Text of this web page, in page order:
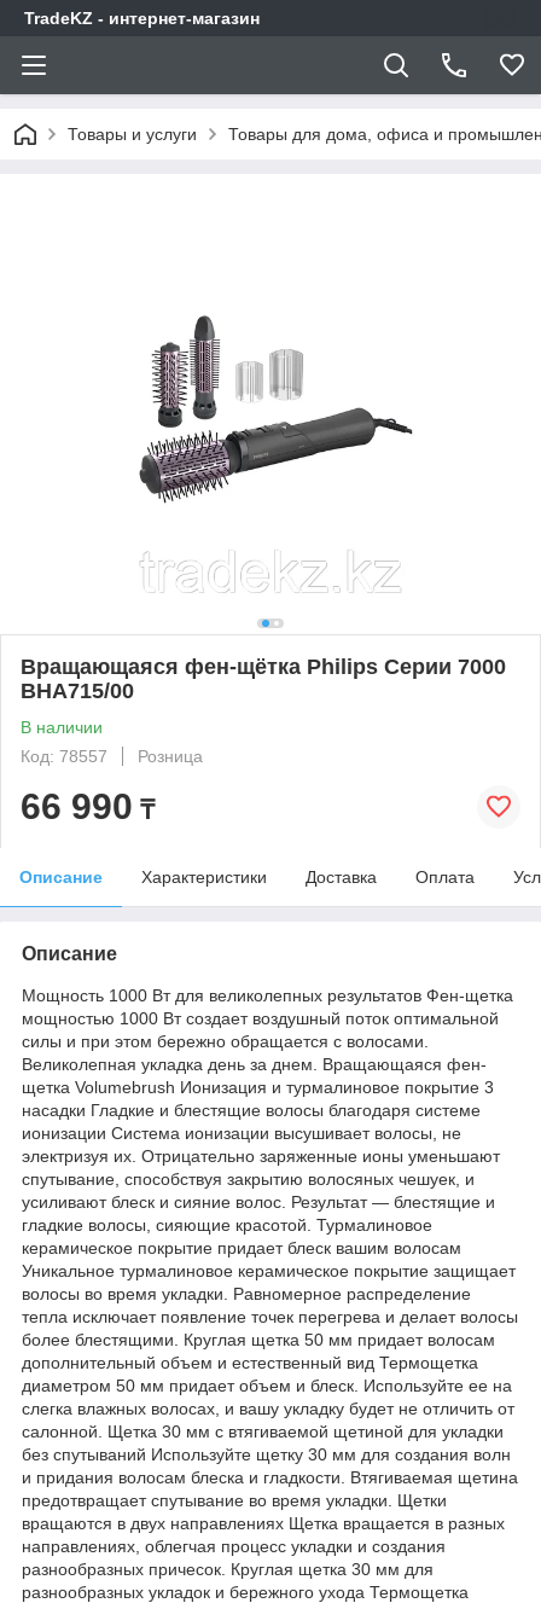
TradeKZ - интернет-магазин
Товары и услуги Товары для дома, офиса и
Вращающаяся фен-щётка Philips Серии 7000
BHA715/00
В наличии
Код: 78557
Розница
66 990 ₸
Описание Характеристики Доставка Оплата
Описание
Мощность 1000 Вт для великолепных результатов Фен-щетка
мощностью 1000 Вт создает воздушный поток оптимальной
силы и при этом бережно обращается с волосами.
Великолепная укладка день за днем. Вращающаяся фен-
щетка Volumebrush Ионизация и турмалиновое покрытие 3
насадки Гладкие и блестящие волосы благодаря системе
ионизации Система ионизации высушивает волосы, не
электризуя их. Отрицательно заряженные ионы уменьшают
спутывание, способствуя закрытию волосяных чешуек, и
усиливают блеск и сияние волос. Результат — блестящие и
гладкие волосы, сияющие красотой. Турмалиновое
керамическое покрытие придает блеск вашим волосам
Уникальное турмалиновое керамическое покрытие защищает
волосы во время укладки. Равномерное распределение
тепла исключает появление точек перегрева и делает волосы
более блестящими. Круглая щетка 50 мм придает волосам
дополнительный объем и естественный вид Термощетка
диаметром 50 мм придает объем и блеск. Используйте ее на
слегка влажных волосах, и вашу укладку будет не отличить от
салонной. Щетка 30 мм с втягиваемой щетиной для укладки
без спутываний Используйте щетку 30 мм для создания волн
и придания волосам блеска и гладкости. Втягиваемая щетина
предотвращает спутывание во время укладки. Щетки
вращаются в двух направлениях Щетка вращается в разных
направлениях, облегчая процесс укладки и создания
разнообразных причесок. Круглая щетка 30 мм для
разнообразных укладок и бережного ухода Термощетка